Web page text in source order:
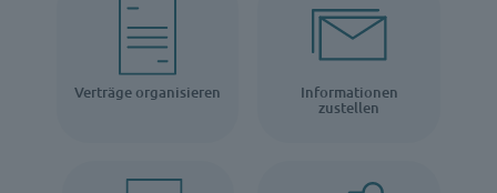
Verträge organisieren Informationen
zustellen